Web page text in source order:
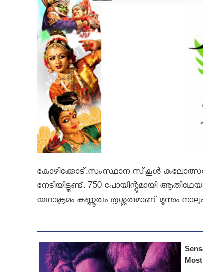
കോഴിക്കോട്:സംസ്ഥാന സ്‌കൂള്‍
നേടിയിട്ടുണ്ട്. 750 പോയിന്റുമായി
യഥാക്രമം കണ്ണൂരും തൃശ്ശൂരുമാണ് മൂന്നും